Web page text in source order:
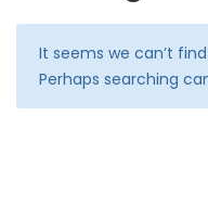
It seems we can’t
Perhaps searching